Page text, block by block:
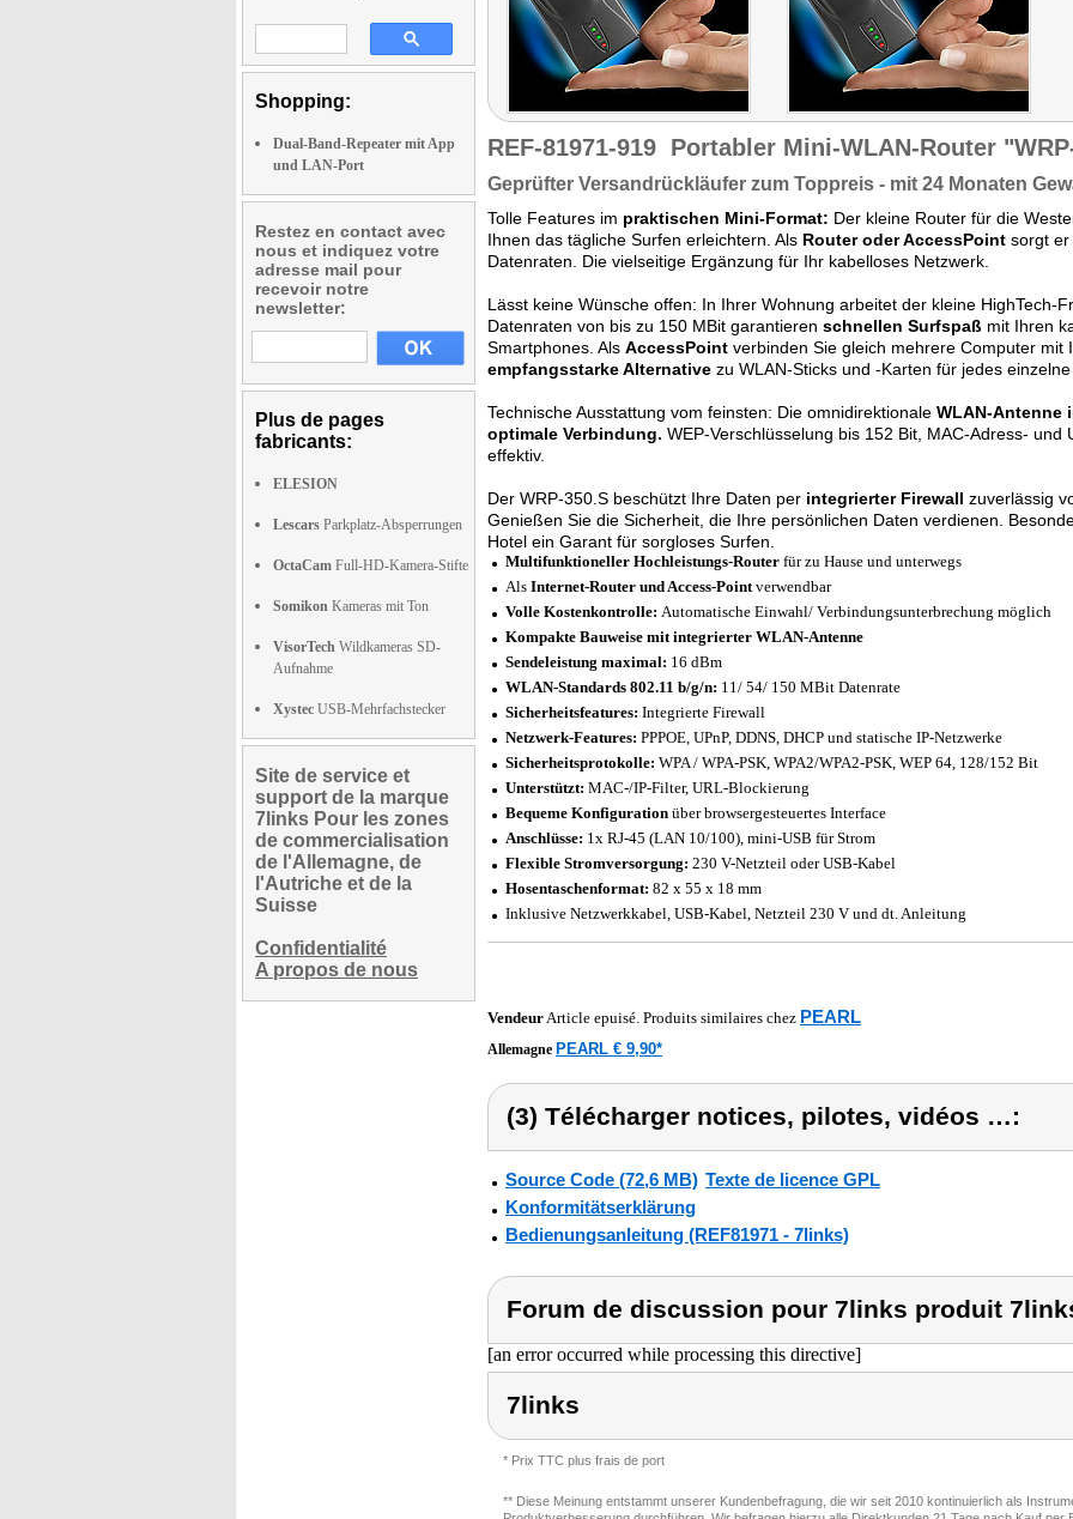
Shopping:
Dual-Band-Repeater mit App
und LAN-Port
Restez en contact avec
nous et indiquez votre
adresse mail pour
recevoir notre
newsletter:
Plus de pages
fabricants:
ELESION
Lescars Parkplatz-Absperrungen
OctaCam Full-HD-Kamera-Stifte
Somikon Kameras mit Ton
VisorTech Wildkameras SD-
Aufnahme
Xystec USB-Mehrfachstecker
Site de service et
support de la marque
7links Pour les zones
de commercialisation
de l'Allemagne, de
l'Autriche et de la
Suisse
Confidentialité
A propos de nous
REF-81971-919 Portabler Mini-WLAN-Router
Geprüfter Versandrückläufer zum Toppreis - mit 24 Monaten
Tolle Features im praktischen Mini-Format: Der kleine Router für die
Ihnen das tägliche Surfen erleichtern. Als Router oder AccessPoint sorgt
Datenraten. Die vielseitige Ergänzung für Ihr kabelloses Netzwerk.
Lässt keine Wünsche offen: In Ihrer Wohnung arbeitet der kleine HighTech-
Datenraten von bis zu 150 MBit garantieren schnellen Surfspaß mit Ihren
Smartphones. Als AccessPoint verbinden Sie gleich mehrere Computer mit
empfangsstarke Alternative zu WLAN-Sticks und -Karten für jedes einzelne
Technische Ausstattung vom feinsten: Die omnidirektionale WLAN-Antenne
optimale Verbindung. WEP-Verschlüsselung bis 152 Bit, MAC-Adress- und
effektiv.
Der WRP-350.S beschützt Ihre Daten per integrierter Firewall zuverlässig
Genießen Sie die Sicherheit, die Ihre persönlichen Daten verdienen.
Hotel ein Garant für sorgloses Surfen.
Multifunktioneller Hochleistungs-Router für zu Hause und unterwegs
Als Internet-Router und Access-Pointverwendbar
Volle Kostenkontrolle: Automatische Einwahl/ Verbindungsunterbrechung möglich
Kompakte Bauweise mit integrierter WLAN-Antenne
Sendeleistung maximal: 16 dBm
WLAN-Standards 802.11 b/g/n: 11/ 54/ 150 MBit Datenrate
Sicherheitsfeatures: Integrierte Firewall
Netzwerk-Features: PPPOE, UPnP, DDNS, DHCP und statische IP-Netzwerke
Sicherheitsprotokolle: WPA / WPA-PSK, WPA2/WPA2-PSK, WEP 64, 128/152 Bit
Unterstützt: MAC-/IP-Filter, URL-Blockierung
Bequeme Konfiguration über browsergesteuertes Interface
Anschlüsse: 1x RJ-45 (LAN 10/100), mini-USB für Strom
Flexible Stromversorgung: 230 V-Netzteil oder USB-Kabel
Hosentaschenformat: 82 x 55 x 18 mm
Inklusive Netzwerkkabel, USB-Kabel, Netzteil 230 V und dt. Anleitung
VendeurArticle epuisé. Produits similaires chez PEARL
Allemagne PEARL € 9,90*
(3) Télécharger notices, pilotes, vidéos …:
Source Code (72,6 MB) Texte de licence GPL
Konformitätserklärung
Bedienungsanleitung (REF81971 - 7links)
Forum de discussion pour 7links produit
[an error occurred while processing this directive]
7links
* Prix TTC plus frais de port
** Diese Meinung entstammt unserer Kundenbefragung, die wir seit 2010 kontinuierlich als